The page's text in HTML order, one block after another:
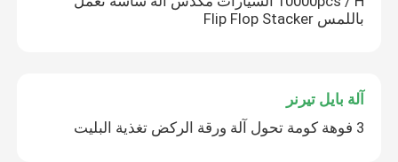
باللمس Flip Flop Stacker
آلة بايل تيرنر
3 فوهة كومة تحول آلة ورقة الركض تغذية البليت